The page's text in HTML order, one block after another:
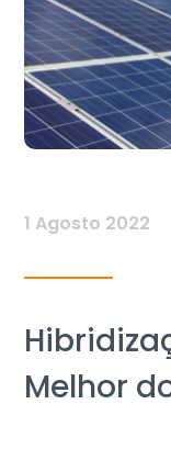
1 Agosto 2022
Melhor